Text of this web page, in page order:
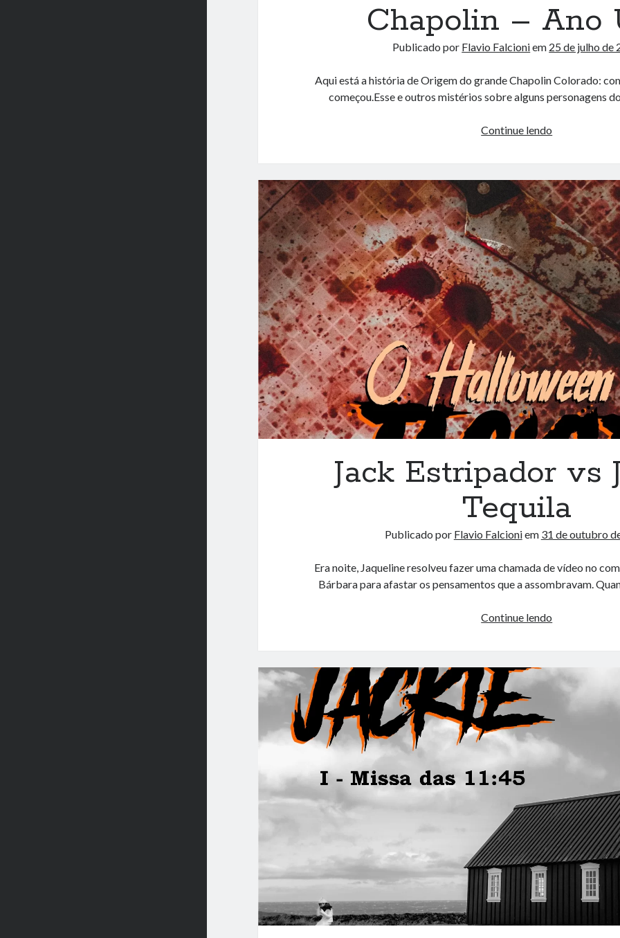
Chapolin – Ano
Publicado por Flavio Falcioniem 25 de julho de
Aqui está a história de Origem do grande Chapolin Colorado:
começou.Esse e outros mistérios sobre alguns personagens
Continue lendo
UM
Jack Estripador vs
Tequila
Publicado por Flavio Falcioniem 31 de outubro
Era noite, Jaqueline resolveu fazer uma chamada de vídeo no
Bárbara para afastar os pensamentos que a assombravam.
Continue lendo
Jackie
Tequila